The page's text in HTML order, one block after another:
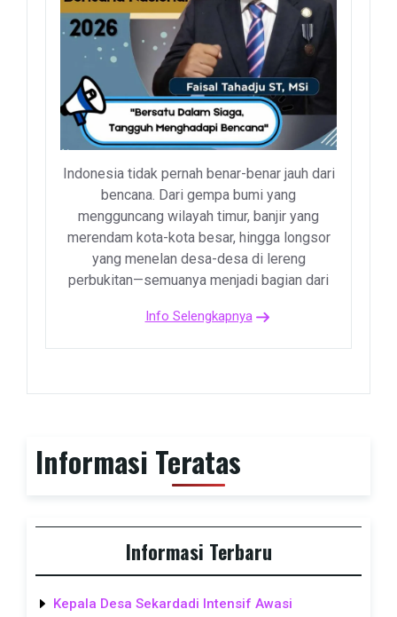
Indonesia tidak pernah benar-benar jauh dari
bencana. Dari gempa bumi yang
mengguncang wilayah timur, banjir yang
merendam kota-kota besar, hingga longsor
yang menelan desa-desa di lereng
perbukitan—semuanya menjadi bagian dari
Info Selengkapnya
Informasi Teratas
Informasi Terbaru
Kepala Desa Sekardadi Intensif Awasi